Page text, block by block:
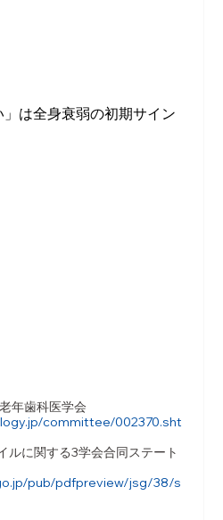
は全身衰弱の初期サイン
年歯科医学会
committee/002370.sht
ルに関する3学会合同ステート
pub/pdfpreview/jsg/38/s